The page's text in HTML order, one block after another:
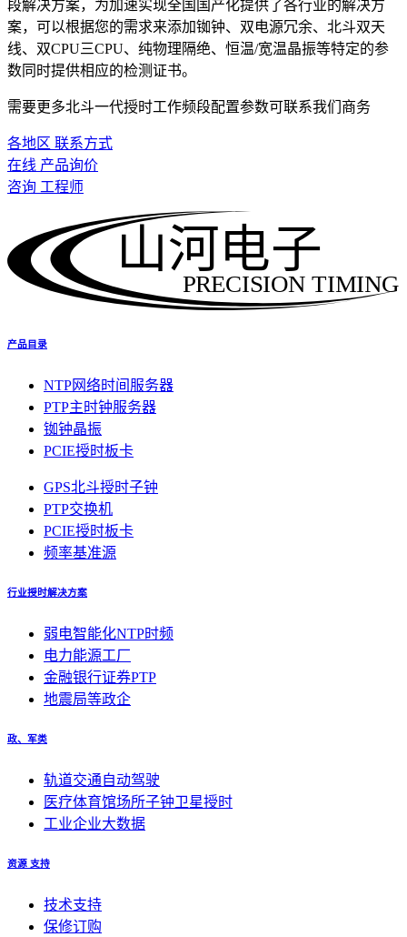
段解决方案，为加速实现全国国产化提供了各行业的解决方
案，可以根据您的需求来添加铷钟、双电源冗余、北斗双天
线、双CPU三CPU、纯物理隔绝、恒温/宽温晶振等特定的参
数同时提供相应的检测证书。
需要更多北斗一代授时工作频段配置参数可联系我们商务
各地区 联系方式
在线 产品询价
咨询 工程师
PRECISION TIMING
山河电子
产品目录
NTP网络时间服务器
PTP主时钟服务器
铷钟晶振
PCIE授时板卡
GPS北斗授时子钟
PTP交换机
PCIE授时板卡
频率基准源
行业授时解决方案
弱电智能化NTP时频
电力能源工厂
金融银行证券PTP
地震局等政企
政、军类
轨道交通自动驾驶
医疗体育馆场所子钟卫星授时
工业企业大数据
资源 支持
技术支持
保修订购